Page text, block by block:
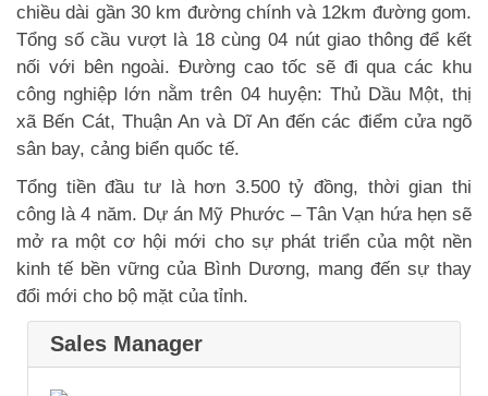
chiều dài gần 30 km đường chính và 12km đường gom.
Tổng số cầu vượt là 18 cùng 04 nút giao thông để kết
nối với bên ngoài. Đường cao tốc sẽ đi qua các khu
công nghiệp lớn nằm trên 04 huyện: Thủ Dầu Một, thị
xã Bến Cát, Thuận An và Dĩ An đến các điểm cửa ngõ
sân bay, cảng biển quốc tế.
Tổng tiền đầu tư là hơn 3.500 tỷ đồng, thời gian thi
công là 4 năm. Dự án Mỹ Phước – Tân Vạn hứa hẹn sẽ
mở ra một cơ hội mới cho sự phát triển của một nền
kinh tế bền vững của Bình Dương, mang đến sự thay
đổi mới cho bộ mặt của tỉnh.
Sales Manager